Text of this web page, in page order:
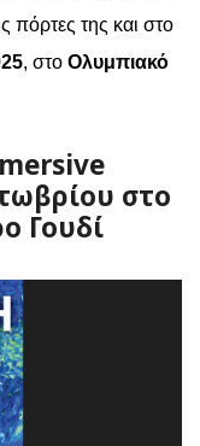
πόρτες της και στο
, στο Ολυμπιακό
στο
Γουδί